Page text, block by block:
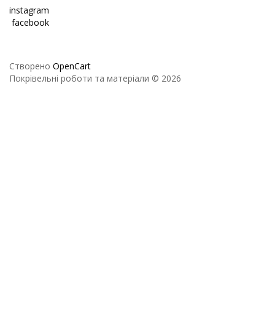
instagram
facebook
Створено OpenCart
Покрівельні роботи та матеріали © 2026